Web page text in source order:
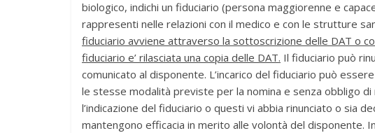
biologico, indichi un fiduciario (persona maggiorenne e
rappresenti nelle relazioni con il medico e con le strutture
fiduciario avviene attraverso la sottoscrizione delle DAT o
fiduciario e’ rilasciata una copia delle DAT. Il fiduciario può
comunicato al disponente. L’incarico del fiduciario può
le stesse modalità previste per la nomina e senza obbligo
l’indicazione del fiduciario o questi vi abbia rinunciato o sia
mantengono efficacia in merito alle volontà del disponente.